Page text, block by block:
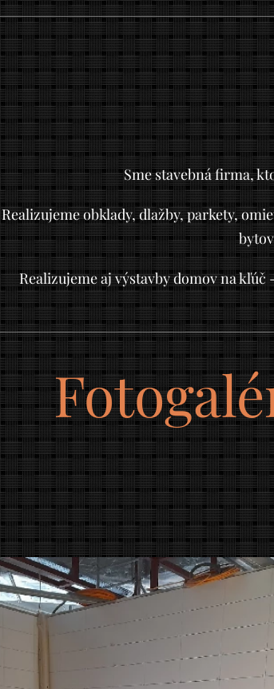
Sme stavebná firma,
Realizujeme obklady, dlažby, parkety,
Realizujeme aj výstavby domov na